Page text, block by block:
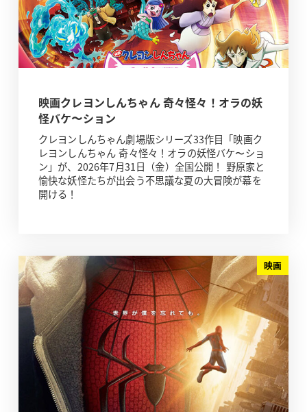
映画クレヨンしんちゃん 奇々怪々！オラの妖
怪バケ〜ション
クレヨンしんちゃん劇場版シリーズ33作目「映画ク
レヨンしんちゃん 奇々怪々！オラの妖怪バケ〜ショ
ン」が、2026年7月31日（金）全国公開！ 野原家と
愉快な妖怪たちが出会う不思議な夏の大冒険が幕を
開ける！
映画